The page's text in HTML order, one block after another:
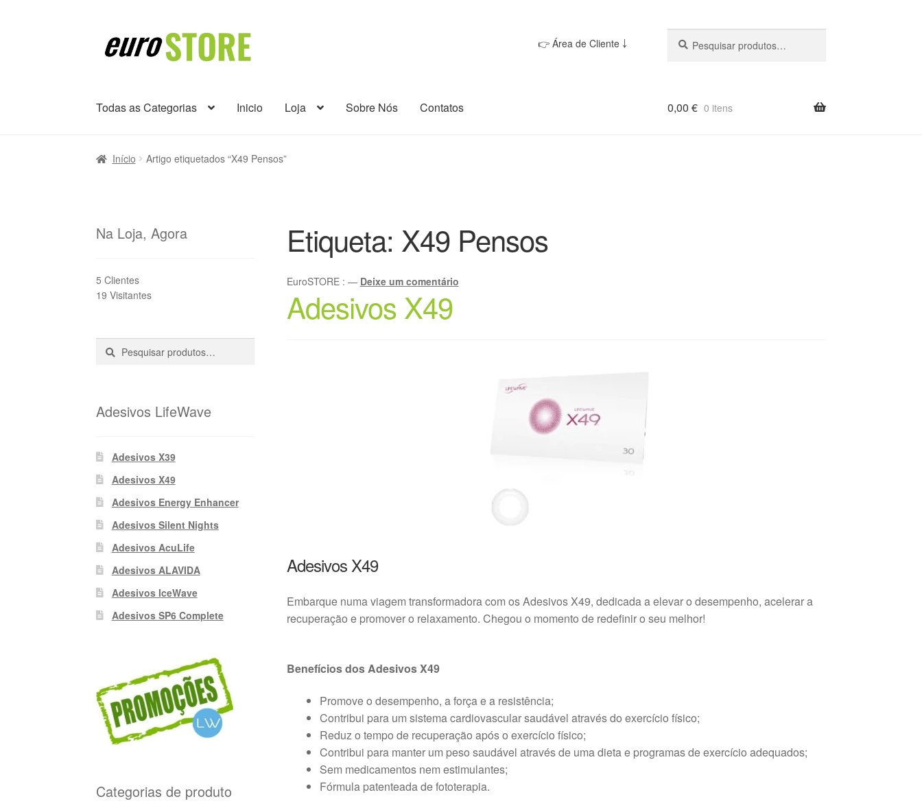
para
Saltar
para
👉 Área de Cliente ￬
Todas as Categorias Inicio Loja Sobre Nós Contatos 0,00 € 0 itens
Início Artigo etiquetados “X49 Pensos”
Etiqueta: X49 Pensos
EuroSTORE : — Deixe um comentário
Adesivos X49
Adesivos X49
Embarque numa viagem transformadora com os Adesivos X49, dedicada a elevar o desempenho, acelerar a
recuperação e promover o relaxamento. Chegou o momento de redefinir o seu melhor!
Benefícios dos Adesivos X49
Promove o desempenho, a força e a resistência;
Contribui para um sistema cardiovascular saudável através do exercício físico;
Reduz o tempo de recuperação após o exercício físico;
Contribui para manter um peso saudável através de uma dieta e programas de exercício adequados;
Sem medicamentos nem estimulantes;
Fórmula patenteada de fototerapia.
Na Loja, Agora
5 Clientes
19 Visitantes
Pesquisar
Pesquisa
Adesivos LifeWave
Adesivos X39
Adesivos X49
Adesivos Energy Enhancer
Adesivos Silent Nights
Adesivos AcuLife
Adesivos ALAVIDA
Adesivos IceWave
Adesivos SP6 Complete
Categorias de produto